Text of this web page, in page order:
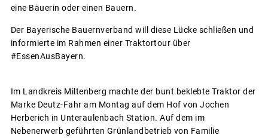
eine Bäuerin oder einen Bauern.
Der Bayerische Bauernverband will diese Lücke schließen und
informierte im Rahmen einer Traktortour über
#EssenAusBayern.
Im Landkreis Miltenberg machte der bunt beklebte Traktor der
Marke Deutz-Fahr am Montag auf dem Hof von Jochen
Herberich in Unteraulenbach Station. Auf dem im
Nebenerwerb geführten Grünlandbetrieb von Familie